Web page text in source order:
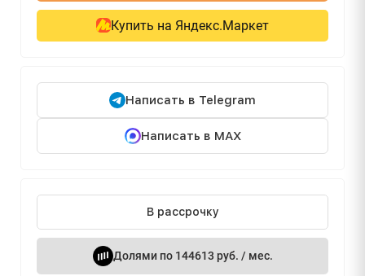
Купить на Яндекс.Маркет
Написать в Telegram
Написать в MAX
В рассрочку
Долями по 144613 руб. / мес.